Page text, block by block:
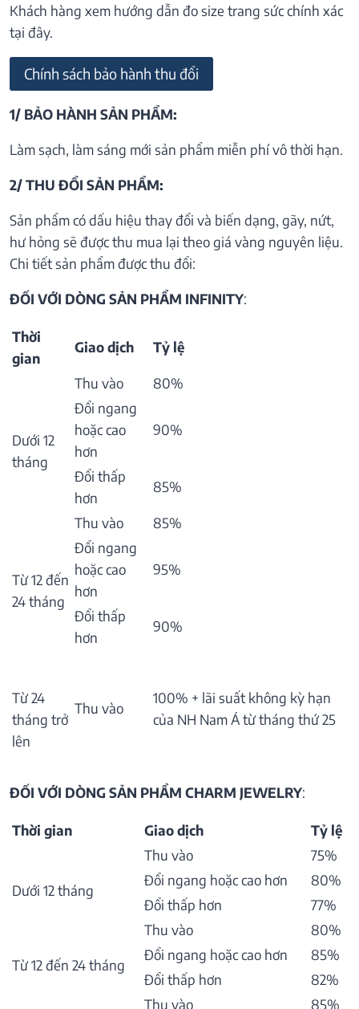
Khách hàng xem hướng dẫn đo size trang sức chính xác
tại đây.
Chính sách bảo hành thu đổi
1/ BẢO HÀNH SẢN PHẨM:
Làm sạch, làm sáng mới sản phẩm miễn phí vô thời hạn.
2/ THU ĐỔI SẢN PHẨM:
Sản phẩm có dấu hiệu thay đổi và biến dạng, gãy, nứt,
hư hỏng sẽ được thu mua lại theo giá vàng nguyên liệu.
Chi tiết sản phẩm được thu đổi:
ĐỐI VỚI DÒNG SẢN PHẨM INFINITY:
Thời
gian
Giao dịch Tỷ lệ
Dưới 12
tháng
Thu vào
80%
Đổi ngang
hoặc cao
hơn
90%
Đổi thấp
hơn
85%
Từ 12 đến
24 tháng
Thu vào
85%
Đổi ngang
hoặc cao
hơn
95%
Đổi thấp
hơn
90%
Từ 24
tháng trở
lên
Thu vào
100% + lãi suất không kỳ hạn
của NH Nam Á từ tháng thứ 25
ĐỐI VỚI DÒNG SẢN PHẨM CHARM JEWELRY:
Thời gian Giao dịch Tỷ lệ
Dưới 12 tháng
Thu vào
75%
Đổi ngang hoặc cao hơn
80%
Đổi thấp hơn
77%
Từ 12 đến 24 tháng
Thu vào
80%
Đổi ngang hoặc cao hơn
85%
Đổi thấp hơn
82%
Thu vào
85%